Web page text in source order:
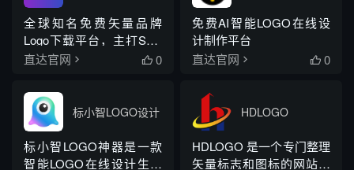
全球知名免费矢量品牌
Logo下载平台，主打SVG
矢量格式，面向设计师快
直达官网  0
免费AI智能LOGO在线设
计制作平台
直达官网  0
标小智LOGO设计
标小智LOGO神器是一款
智能LOGO在线设计生成
HDLOGO
HDLOGO 是一个专门整理
矢量标志和图标的网站，